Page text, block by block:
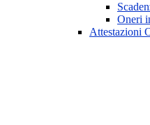
Oneri
Attestazioni